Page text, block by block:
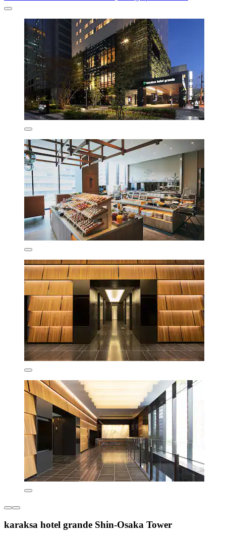
karaksa hotel grande Shin-Osaka Tower